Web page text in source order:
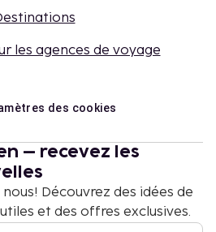
les agences de voyage
des cookies
– recevez les
Découvrez des idées de
et des offres exclusives.